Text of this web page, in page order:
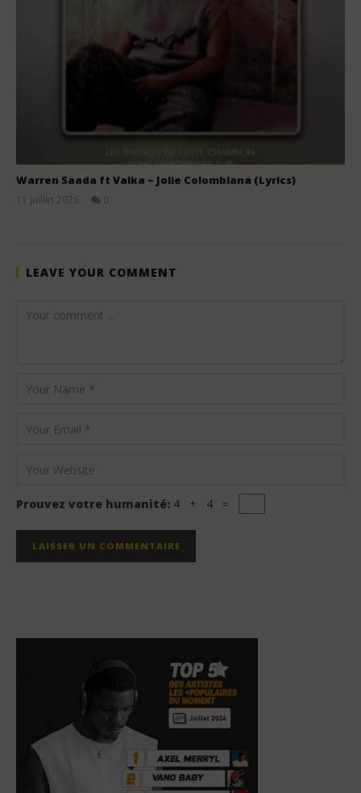
Warren Saada ft Valka – Jolie Colombiana (Lyrics)
11 juillet 2026
0
LEAVE YOUR COMMENT
Prouvez votre humanité: 4 + 4 =